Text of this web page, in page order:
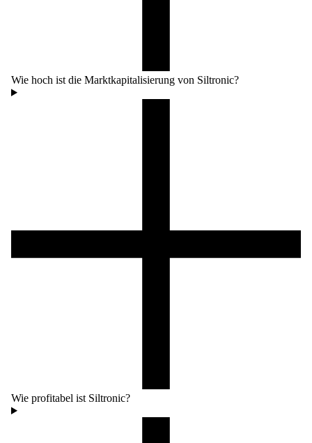
Wie hoch ist die Marktkapitalisierung von Siltronic?
Wie profitabel ist Siltronic?